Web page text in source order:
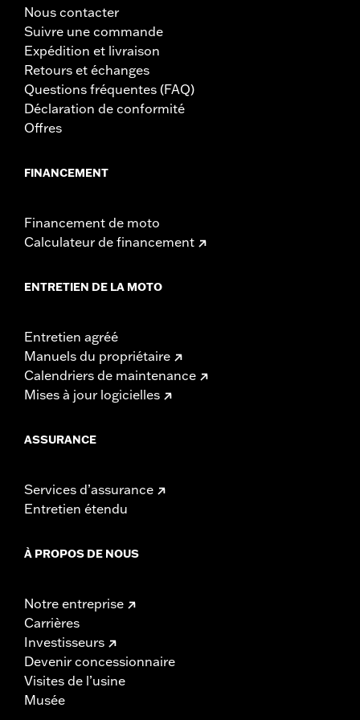
Nous contacter
Suivre une commande
Expédition et livraison
Retours et échanges
Questions fréquentes (FAQ)
Déclaration de conformité
Offres
FINANCEMENT
Financement de moto
Calculateur de financement
ENTRETIEN DE LA MOTO
Entretien agréé
Manuels du propriétaire
Calendriers de maintenance
Mises à jour logicielles
ASSURANCE
Services d’assurance
Entretien étendu
À PROPOS DE NOUS
Notre entreprise
Carrières
Investisseurs
Devenir concessionnaire
Visites de l’usine
Musée